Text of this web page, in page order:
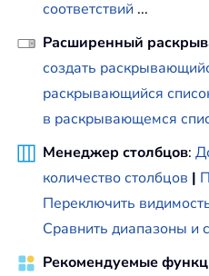
соответствий ...
Расширенный
создать
раскрывающийся
в раскрывающемся
Менеджер столбцов:
количество столбцов |
Переключить
Сравнить диапазоны и
Рекомендуемые